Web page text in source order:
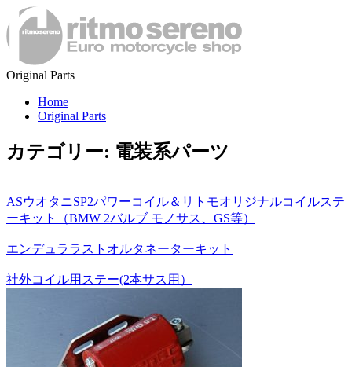
Original Parts
Home
Original Parts
カテゴリー: 電装系パーツ
ASウオタニSP2パワーコイル＆リトモオリジナルコイルステ
ーキット（BMW 2バルブ モノサス、GS等）
エンデュララストオルタネーターキット
社外コイル用ステー(2本サス用）